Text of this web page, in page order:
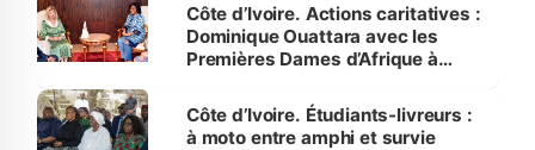
Côte d’Ivoire. Actions caritatives :
Dominique Ouattara avec les
Premières Dames d’Afrique à
Côte d’Ivoire. Étudiants-livreurs :
à moto entre amphi et survie